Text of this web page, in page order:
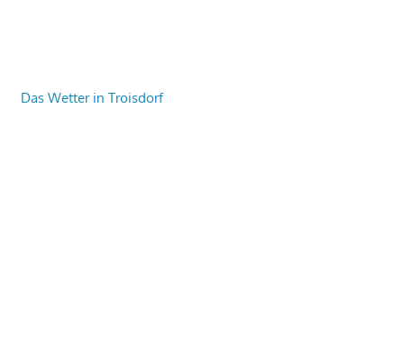
Das Wetter in Troisdorf